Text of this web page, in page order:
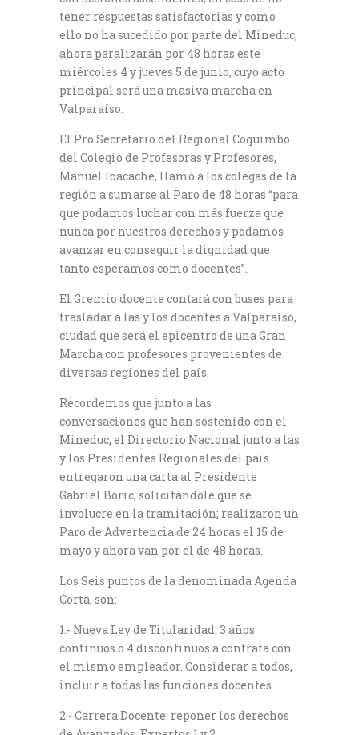
tener respuestas satisfactorias y como
ello no ha sucedido por parte del Mineduc,
ahora paralizarán por 48 horas este
miércoles 4 y jueves 5 de junio, cuyo acto
principal será una masiva marcha en
Valparaíso.
El Pro Secretario del Regional Coquimbo
del Colegio de Profesoras y Profesores,
Manuel Ibacache, llamó a los colegas de la
región a sumarse al Paro de 48 horas “para
que podamos luchar con más fuerza que
nunca por nuestros derechos y podamos
avanzar en conseguir la dignidad que
tanto esperamos como docentes”.
El Gremio docente contará con buses para
trasladar a las y los docentes a Valparaíso,
ciudad que será el epicentro de una Gran
Marcha con profesores provenientes de
diversas regiones del país.
Recordemos que junto a las
conversaciones que han sostenido con el
Mineduc, el Directorio Nacional junto a las
y los Presidentes Regionales del país
entregaron una carta al Presidente
Gabriel Boric, solicitándole que se
involucre en la tramitación; realizaron un
Paro de Advertencia de 24 horas el 15 de
mayo y ahora van por el de 48 horas.
Los Seis puntos de la denominada Agenda
Corta, son:
1.- Nueva Ley de Titularidad: 3 años
continuos o 4 discontinuos a contrata con
el mismo empleador. Considerar a todos,
incluir a todas las funciones docentes.
2.- Carrera Docente: reponer los derechos